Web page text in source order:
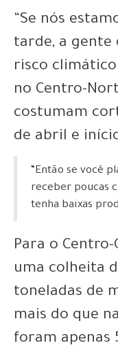
“Se nós
tarde, a gente
risco
no Centro-
costumam
de abril e
“Então se você
receber poucas
tenha baixas
Para o Centro-
uma colheita
toneladas de
mais do que
foram apenas